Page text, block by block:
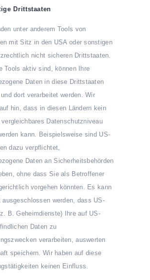
Drittstaaten
unter anderem Tools von
mit Sitz in den USA oder sonstigen
nicht sicheren Drittstaaten.
Tools aktiv sind, können Ihre
Daten in diese Drittstaaten
dort verarbeitet werden. Wir
hin, dass in diesen Ländern kein
Datenschutzniveau
kann. Beispielsweise sind US-
dazu verpflichtet,
Daten an Sicherheitsbehörden
ohne dass Sie als Betroffener
vorgehen könnten. Es kann
ausgeschlossen werden, dass US-
B. Geheimdienste) Ihre auf US-
Daten zu
verarbeiten, auswerten
speichern. Wir haben auf diese
keinen Einfluss.